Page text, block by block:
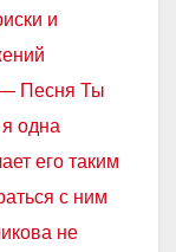
и
— Песня Ты
одна
его таким
с ним
не